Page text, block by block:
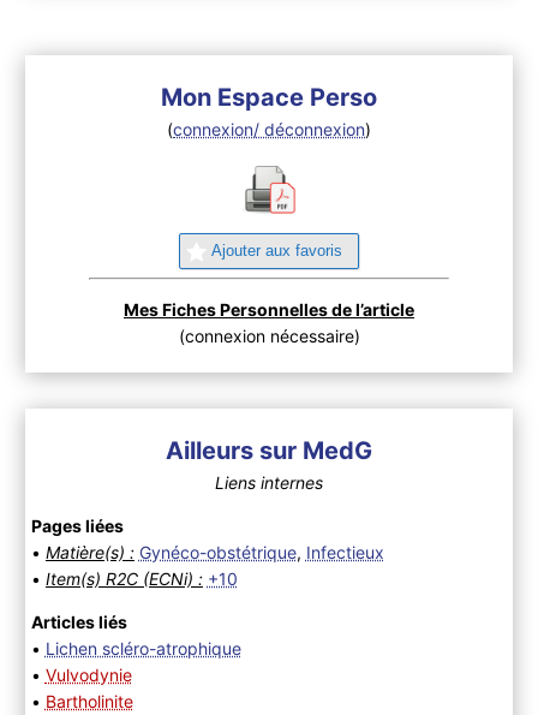
Mon Espace Perso
(connexion/ déconnexion)
Ajouter aux favoris
Mes Fiches Personnelles de l’article
(connexion nécessaire)
Ailleurs sur MedG
Liens internes
Pages liées
• Matière(s) : Gynéco-obstétrique, Infectieux
• Item(s) R2C (ECNi) : +10
Articles liés
• Lichen scléro-atrophique
• Vulvodynie
• Bartholinite